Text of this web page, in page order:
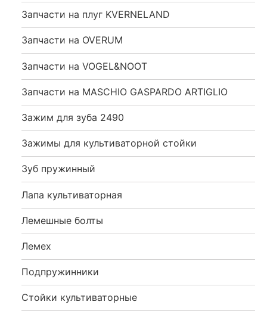
Запчасти на плуг KVERNELAND
Запчасти на OVERUM
Запчасти на VOGEL&NOOT
Запчасти на MASCHIO GASPARDO ARTIGLIO
Зажим для зуба 2490
Зажимы для культиваторной стойки
Зуб пружинный
Лапа культиваторная
Лемешные болты
Лемех
Подпружинники
Стойки культиваторные